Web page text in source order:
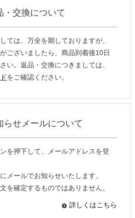
・交換について
ては、万全を期しておりますが、
ございましたら、商品到着後10日
い。返品・交換につきましては、
をご確認ください。
らせメールについて
を押下して、メールアドレスを登
メールでお知らせいたします。
を確定するものではありません。
詳しくはこちら